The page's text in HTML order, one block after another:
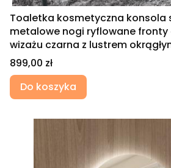
Toaletka kosmetyczna konsola
metalowe nogi ryflowane fronty
wizażu czarna z lustrem
Cena
899,00 zł
Do koszyka